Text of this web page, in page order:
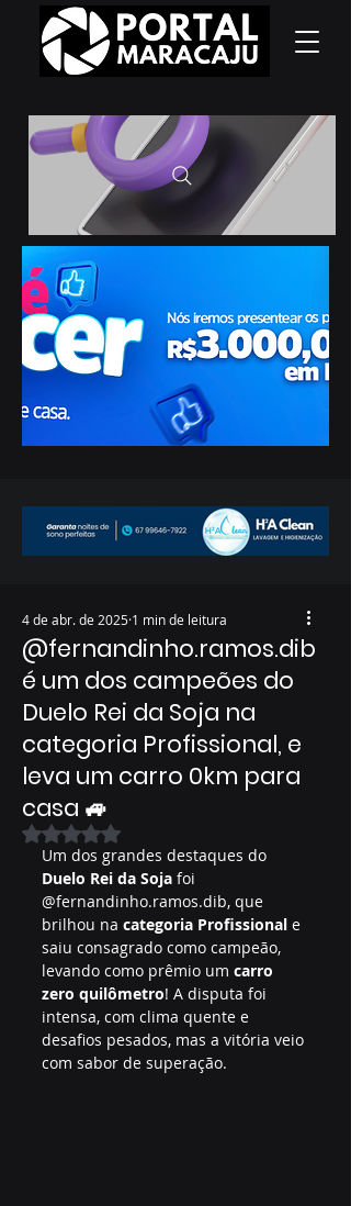
@fernandinho.ramos.dib
é um dos campeões do
Duelo Rei da Soja na
categoria Profissional, e
leva um carro 0km para
casa 🚙
4 de abr. de 2025 1 min de leitura
Avaliado com NaN de 5 estrelas.
Um dos grandes destaques do
Duelo Rei da Soja foi
@fernandinho.ramos.dib, que
brilhou na categoria Profissional e
saiu consagrado como campeão,
levando como prêmio um carro
zero quilômetro! A disputa foi
intensa, com clima quente e
desafios pesados, mas a vitória veio
com sabor de superação.